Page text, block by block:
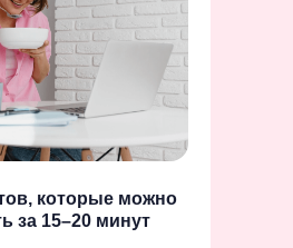
которые можно
за 15–20 минут